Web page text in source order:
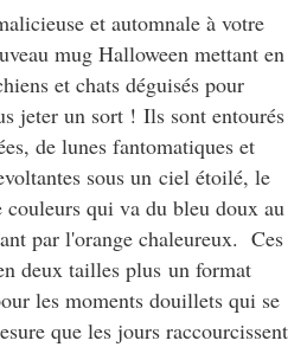
et automnale à votre
mug Halloween mettant en
et chats déguisés pour
jeter un sort ! Ils sont entourés
de lunes fantomatiques et
sous un ciel étoilé, le
couleurs qui va du bleu doux au
par l'orange chaleureux. Ces
deux tailles plus un format
les moments douillets qui se
que les jours raccourcissent